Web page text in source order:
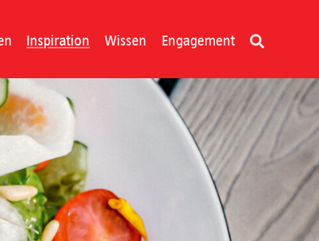
Inspiration Wissen Engagement